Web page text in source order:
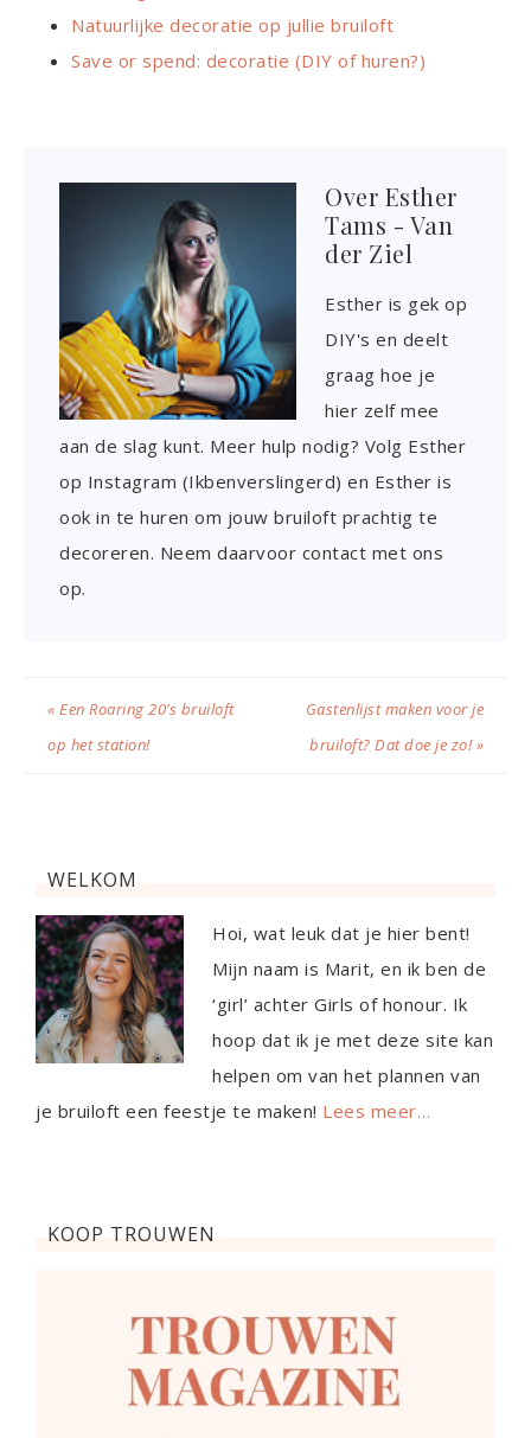
Natuurlijke decoratie op jullie bruiloft
Save or spend: decoratie (DIY of huren?)
Over Esther
Tams - Van
der Ziel
Esther is gek op
DIY's en deelt
graag hoe je
hier zelf mee
aan de slag kunt. Meer hulp nodig? Volg Esther
op Instagram (Ikbenverslingerd) en Esther is
ook in te huren om jouw bruiloft prachtig te
decoreren. Neem daarvoor contact met ons
op.
« Een Roaring 20’s bruiloft
op het station!
Gastenlijst maken voor je
bruiloft? Dat doe je zo! »
WELKOM
Hoi, wat leuk dat je hier bent!
Mijn naam is Marit, en ik ben de
‘girl’ achter Girls of honour. Ik
hoop dat ik je met deze site kan
helpen om van het plannen van
je bruiloft een feestje te maken! Lees meer…
KOOP TROUWEN